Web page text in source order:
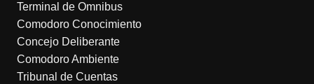
Terminal de Omnibus
Comodoro Conocimiento
Concejo Deliberante
Comodoro Ambiente
Tribunal de Cuentas